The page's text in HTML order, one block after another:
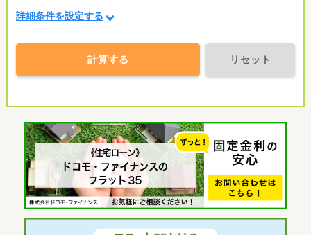
詳細条件を設定する
計算する リセット